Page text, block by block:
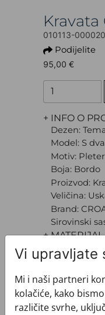
Kravata
010113-000020
Podijelite
95,00 €
+ INFO O
Dezen:
Model: S
Motiv: Pleter
Boja: Bordo
Proizvod:
Veličina:
Brand:
Sirovinski
+
+ DOSTAVA
+ PLAĆANJE
+ POVRATI I
Vi upravljate
Mi i naši partneri
kolačiće, kako
različite svrhe,